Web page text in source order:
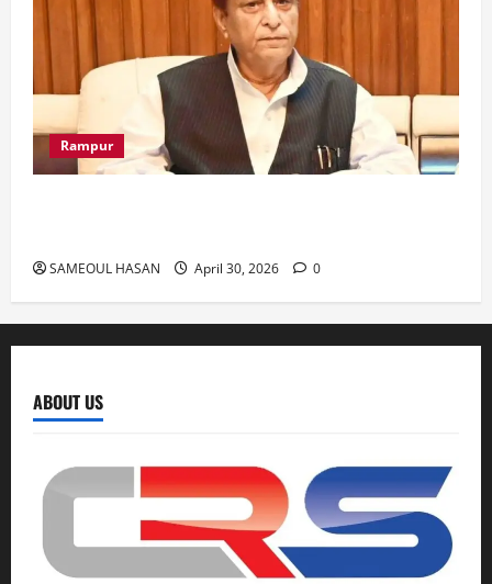
Rampur
SAMEOUL HASAN April 30, 2026 0
ABOUT US